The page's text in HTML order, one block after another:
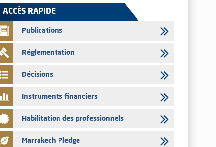
L’AMMC met sur son site internet les publications réalisées
par les émetteurs en date du 4 août 2026
03/08/2026
Saham Bank – Mise à jour annuelle du dossier d’information
relatif au programme d'émission de certificats de dépôt
L’AMMC met sur son site internet les publications réalisées
03/08/2026
Liste des agréments et visas d'OPCVM accordés par l'AMMC
pour le mois de juillet 2026
03/08/2026
ACCÈS RAPIDE
Publications
Réglementation
Décisions
Instruments financiers
Habilitation des professionnels
Marrakech Pledge